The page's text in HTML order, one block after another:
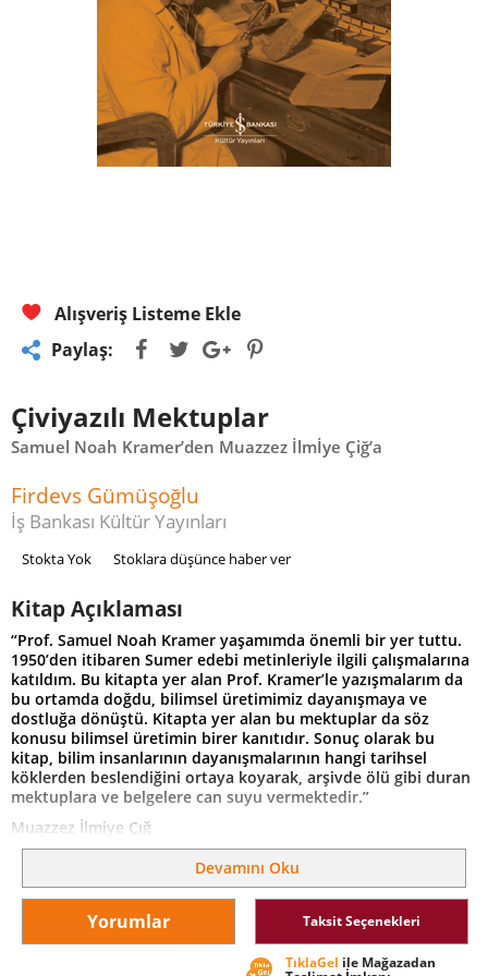
Alışveriş Listeme Ekle
Paylaş:
Çiviyazılı Mektuplar
Samuel Noah Kramer’den Muazzez İlmİye Çiğ’a
Firdevs Gümüşoğlu
İş Bankası Kültür Yayınları
Stokta Yok Stoklara düşünce haber ver
Kitap Açıklaması
“Prof. Samuel Noah Kramer yaşamımda önemli bir yer tuttu.
1950’den itibaren Sumer edebi metinleriyle ilgili çalışmalarına
katıldım. Bu kitapta yer alan Prof. Kramer’le yazışmalarım da
bu ortamda doğdu, bilimsel üretimimiz dayanışmaya ve
dostluğa dönüştü. Kitapta yer alan bu mektuplar da söz
konusu bilimsel üretimin birer kanıtıdır. Sonuç olarak bu
kitap, bilim insanlarının dayanışmalarının hangi tarihsel
köklerden beslendiğini ortaya koyarak, arşivde ölü gibi duran
mektuplara ve belgelere can suyu vermektedir.”
Muazzez İlmiye Çığ
Türkiye’de Sumeroloji çalışmaları denince akla ilk gelen
isimlerdendir Muazzez İlmiye Çığ. İstanbul Arkeoloji
Müzeleri’nde Hatice Kızılyay’la birlikte bilimsel ölçütlere göre
düzenledikleri Çiviyazılı Tabletler Arşivi, çalışmalarını
uzmanı tarafından ilgi görür ve akademik bir ortama dönüşür.
Devamını Oku
Yorumlar Taksit Seçenekleri
TıklaGel ile Mağazadan